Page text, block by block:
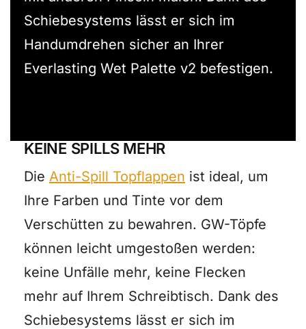
Schiebesystems lässt er sich im
Handumdrehen sicher an Ihrer
Everlasting Wet Palette v2 befestigen.
KEINE SPILLS MEHR
Die Anti-Spill Topflappen ist ideal, um
Ihre Farben und Tinte vor dem
Verschütten zu bewahren. GW-Töpfe
können leicht umgestoßen werden:
keine Unfälle mehr, keine Flecken
mehr auf Ihrem Schreibtisch. Dank des
Schiebesystems lässt er sich im